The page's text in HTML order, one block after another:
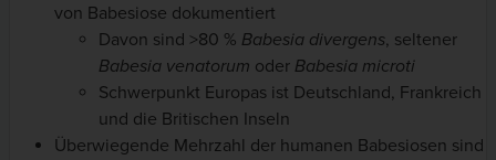
von Babesiose dokumentiert
Davon sind >80 % Babesia divergens, seltener
Babesia venatorum oder Babesia microti
Schwerpunkt Europas ist Deutschland, Frankreich
und die Britischen Inseln
Überwiegende Mehrzahl der humanen Babesiosen sind